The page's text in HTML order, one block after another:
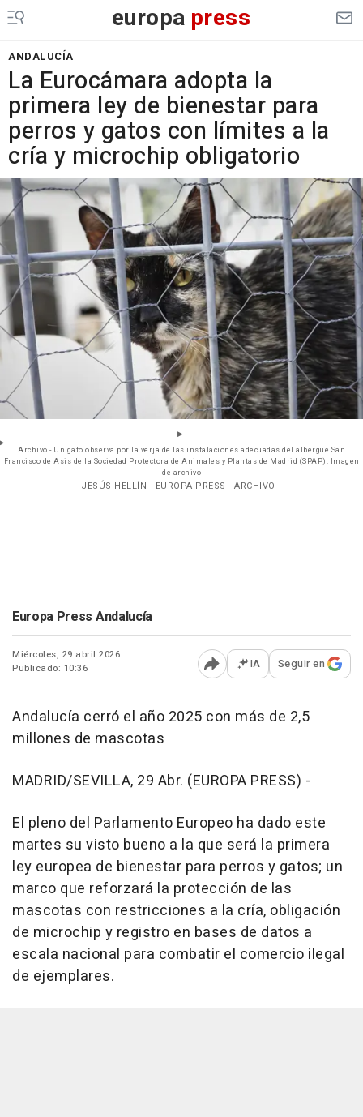
europa press
ANDALUCÍA
La Eurocámara adopta la
primera ley de bienestar para
perros y gatos con límites a la
cría y microchip obligatorio
Archivo - Un gato observa por la verja de las instalaciones adecuadas del albergue San
Francisco de Asis de la Sociedad Protectora de Animales y Plantas de Madrid (SPAP). Imagen
de archivo
- JESÚS HELLÍN - EUROPA PRESS - ARCHIVO
Europa Press Andalucía
Miércoles, 29 abril 2026
Publicado: 10:36
Abrir opciones para
IA Seguir en
Andalucía cerró el año 2025 con más de 2,5
millones de mascotas
MADRID/SEVILLA, 29 Abr. (EUROPA PRESS) -
El pleno del Parlamento Europeo ha dado este
martes su visto bueno a la que será la primera
ley europea de bienestar para perros y gatos; un
marco que reforzará la protección de las
mascotas con restricciones a la cría, obligación
de microchip y registro en bases de datos a
escala nacional para combatir el comercio ilegal
de ejemplares.